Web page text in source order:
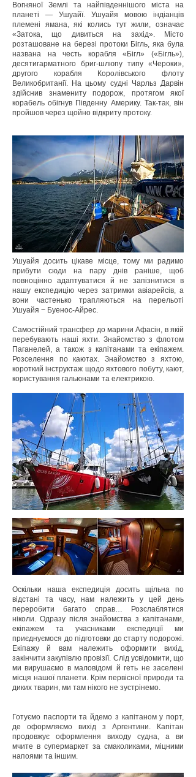
Вогняної Землі та найпівденнішого міста на
планеті — Ушуайї. Ушуайя мовою індіанців
племені ямана, які колись тут жили, означає
«Затока, що дивиться на захід». Місто
розташоване на березі протоки Бігль, яка була
названа на честь корабля «Бігл» («Бігль»),
десятигарматного бриг-шлюпу типу «Чероки»,
другого корабля Королівського флоту
Великобританії. На цьому судні Чарльз Дарвін
здійснив знамениту подорож, протягом якої
корабель обігнув Південну Америку. Так-так, він
пройшов через щойно відкриту протоку.
Ушуайя досить цікаве місце, тому ми радимо
прибути сюди на пару днів раніше, щоб
повноцінно адаптуватися й не запізнитися в
нашу експедицію через затримки авіарейсів, а
вони частенько трапляються на перельоті
Ушуайя − Буенос-Айрес.
Самостійний трансфер до марини Афасін, в якій
перебувають наші яхти. Знайомство з флотом
Паганелей, а також з капітанами та екіпажем.
Розселення по каютах. Знайомство з яхтою,
короткий інструктаж щодо яхтового побуту, кают,
користування гальюнами та електрикою.
Оскільки наша експедиція досить щільна по
відстані та часу, нам належить у цей день
переробити багато справ… Розслаблятися
ніколи. Одразу після знайомства з капітанами,
екіпажем та учасниками експедиції ми
приєднуємося до підготовки до старту подорожі.
Екіпажу й вам належить оформити вихід,
закінчити закупівлю провізії. Слід усвідомити, що
ми вирушаємо в маловідомі й геть не заселені
місця нашої планети. Крім первісної природи та
диких тварин, ми там нікого не зустрінемо.
Готуємо паспорти та йдемо з капітаном у порт,
де оформляємо вихід з Аргентини. Капітан
продовжує оформлення виходу судна, а ви
мчите в супермаркет за смаколиками, міцними
напоями та іншим.